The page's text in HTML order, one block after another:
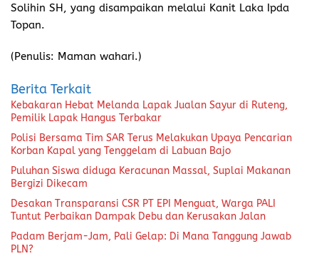
Solihin SH, yang disampaikan melalui Kanit Laka Ipda
Topan.
(Penulis: Maman wahari.)
Berita Terkait
Kebakaran Hebat Melanda Lapak Jualan Sayur di Ruteng,
Pemilik Lapak Hangus Terbakar
Polisi Bersama Tim SAR Terus Melakukan Upaya Pencarian
Korban Kapal yang Tenggelam di Labuan Bajo
Puluhan Siswa diduga Keracunan Massal, Suplai Makanan
Bergizi Dikecam
Desakan Transparansi CSR PT EPI Menguat, Warga PALI
Tuntut Perbaikan Dampak Debu dan Kerusakan Jalan
Padam Berjam-Jam, Pali Gelap: Di Mana Tanggung Jawab
PLN?